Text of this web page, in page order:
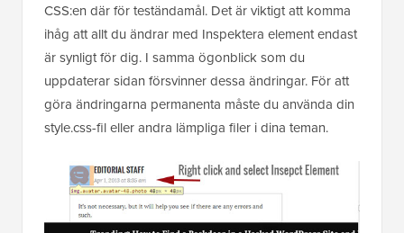
ihåg att allt du ändrar med Inspektera element endast
är synligt för dig. I samma ögonblick som du
uppdaterar sidan försvinner dessa ändringar. För att
göra ändringarna permanenta måste du använda din
style.css-fil eller andra lämpliga filer i dina teman.